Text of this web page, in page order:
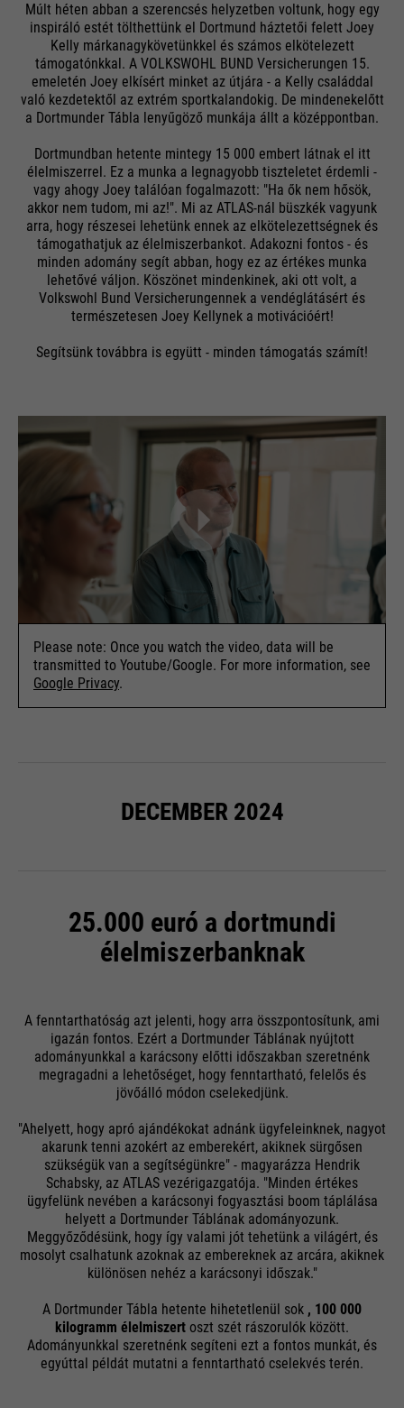
Múlt héten abban a szerencsés helyzetben voltunk, hogy egy
inspiráló estét tölthettünk el Dortmund háztetői felett Joey
Kelly márkanagykövetünkkel és számos elkötelezett
támogatónkkal. A VOLKSWOHL BUND Versicherungen 15.
emeletén Joey elkísért minket az útjára - a Kelly családdal
való kezdetektől az extrém sportkalandokig. De mindenekelőtt
a Dortmunder Tábla lenyűgöző munkája állt a középpontban.
Dortmundban hetente mintegy 15 000 embert látnak el itt
élelmiszerrel. Ez a munka a legnagyobb tiszteletet érdemli -
vagy ahogy Joey találóan fogalmazott: "Ha ők nem hősök,
akkor nem tudom, mi az!". Mi az ATLAS-nál büszkék vagyunk
arra, hogy részesei lehetünk ennek az elkötelezettségnek és
támogathatjuk az élelmiszerbankot. Adakozni fontos - és
minden adomány segít abban, hogy ez az értékes munka
lehetővé váljon. Köszönet mindenkinek, aki ott volt, a
Volkswohl Bund Versicherungennek a vendéglátásért és
természetesen Joey Kellynek a motivációért!
Segítsünk továbbra is együtt - minden támogatás számít!
Please note: Once you watch the video, data will be
transmitted to Youtube/Google. For more information, see
Google Privacy.
DECEMBER 2024
25.000 euró a dortmundi
élelmiszerbanknak
A fenntarthatóság azt jelenti, hogy arra összpontosítunk, ami
igazán fontos. Ezért a Dortmunder Táblának nyújtott
adományunkkal a karácsony előtti időszakban szeretnénk
megragadni a lehetőséget, hogy fenntartható, felelős és
jövőálló módon cselekedjünk.
"Ahelyett, hogy apró ajándékokat adnánk ügyfeleinknek, nagyot
akarunk tenni azokért az emberekért, akiknek sürgősen
szükségük van a segítségünkre" - magyarázza Hendrik
Schabsky, az ATLAS vezérigazgatója. "Minden értékes
ügyfelünk nevében a karácsonyi fogyasztási boom táplálása
helyett a Dortmunder Táblának adományozunk.
Meggyőződésünk, hogy így valami jót tehetünk a világért, és
mosolyt csalhatunk azoknak az embereknek az arcára, akiknek
különösen nehéz a karácsonyi időszak."
A Dortmunder Tábla hetente hihetetlenül sok , 100 000
kilogramm élelmiszert oszt szét rászorulók között.
Adományunkkal szeretnénk segíteni ezt a fontos munkát, és
egyúttal példát mutatni a fenntartható cselekvés terén.